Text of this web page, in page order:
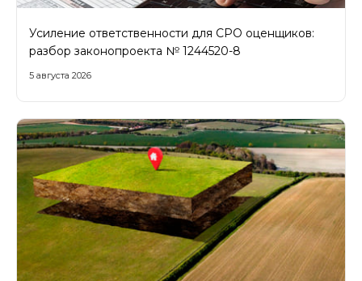
Усиление ответственности для СРО оценщиков:
разбор законопроекта № 1244520-8
5 августа 2026